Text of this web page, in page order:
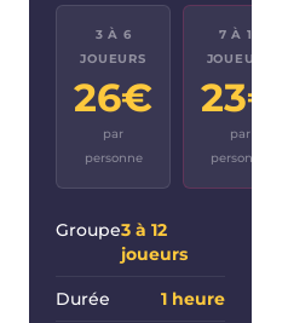
3 À 6
JOUEURS
26€
par
personne
7 À 12
JOUEURS
23€
par
personne
Groupe3 à 12
joueurs
Durée 1 heure